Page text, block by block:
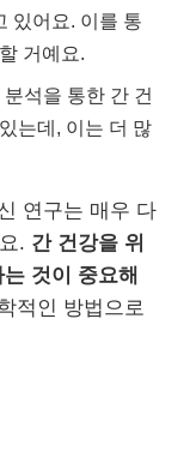
있어요. 이를 통
거예요.
석을 통한 간 건
는데, 이는 더 많
연구는 매우 다
. 간 건강을 위
것이 중요해
적인 방법으로